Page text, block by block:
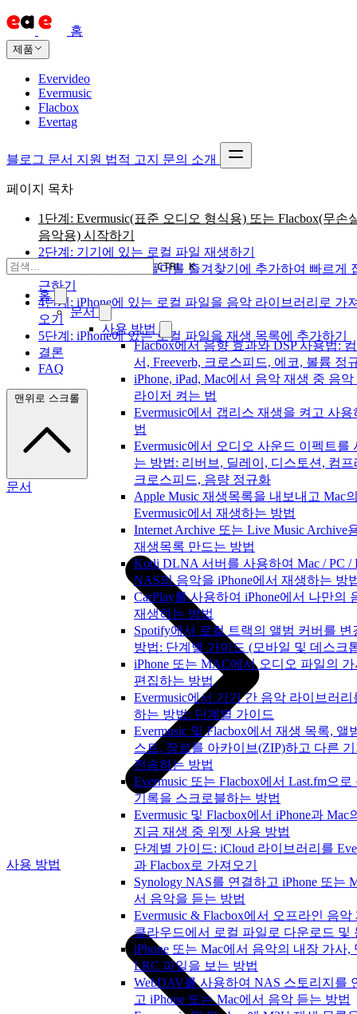
홈
제품
Evervideo
Evermusic
Flacbox
Evertag
블로그 문서 지원 법적 고지 문의 소개
CTRL K
홈
문서
사용 방법
Flacbox에서 음향 효과와 DSP 사용법:
서, Freeverb, 크로스피드, 에코, 볼륨 정
iPhone, iPad, Mac에서 음악 재생 중 음
라이저 켜는 법
Evermusic에서 갭리스 재생을 켜고 사용
법
Evermusic에서 오디오 사운드 이펙트를
는 방법: 리버브, 딜레이, 디스토션, 컴프
크로스피드, 음량 정규화
Apple Music 재생목록을 내보내고 Mac
Evermusic에서 재생하는 방법
Internet Archive 또는 Live Music Archive
재생목록 만드는 방법
Kodi DLNA 서버를 사용하여 Mac / PC /
NAS의 음악을 iPhone에서 재생하는 방
CarPlay를 사용하여 iPhone에서 나만의
재생하는 방법
Spotify에서 로컬 트랙의 앨범 커버를 변
방법: 단계별 가이드 (모바일 및 데스크
iPhone 또는 MAC에서 오디오 파일의
편집하는 방법
Evermusic에서 기기 간 음악 라이브러리
하는 방법: 단계별 가이드
Evermusic 및 Flacbox에서 재생 목록, 앨
스트, 장르를 아카이브(ZIP)하고 다른
전송하는 방법
Evermusic 또는 Flacbox에서 Last.fm으로
기록을 스크로블하는 방법
Evermusic 및 Flacbox에서 iPhone과 Mac
지금 재생 중 위젯 사용 방법
단계별 가이드: iCloud 라이브러리를
과 Flacbox로 가져오기
Synology NAS를 연결하고 iPhone 또는
서 음악을 듣는 방법
Evermusic & Flacbox에서 오프라인 음악
클라우드에서 로컬 파일로 다운로드 및
iPhone 또는 Mac에서 음악의 내장 가사,
LRC 파일을 보는 방법
WebDAV를 사용하여 NAS 스토리지를
고 iPhone 또는 Mac에서 음악 듣는 방법
페이지 목차
1단계: Evermusic(표준 오디오 형식용) 또는 Flacbox(무손
음악용) 시작하기
2단계: 기기에 있는 로컬 파일 재생하기
3단계: 기기에 있는 폴더를 즐겨찾기에 추가하여 빠르게
근하기
4단계: iPhone에 있는 로컬 파일을 음악 라이브러리로 가
오기
5단계: iPhone에 있는 로컬 파일을 재생 목록에 추가하기
결론
FAQ
맨위로 스크롤
문서
사용 방법